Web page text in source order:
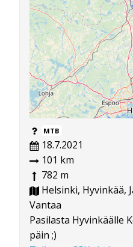
MTB
18.7.2021
101 km
782 m
Helsinki, Hyvinkää,
Vantaa
Pasilasta Hyvinkäälle
päin ;)